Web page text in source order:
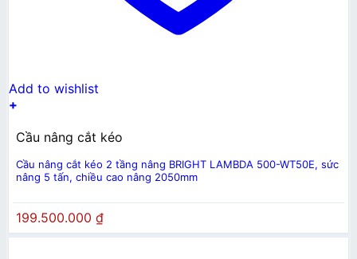
Add to wishlist
+
Cầu nâng cắt kéo
Cầu nâng cắt kéo 2 tầng nâng BRIGHT LAMBDA 500-WT50E, sức
nâng 5 tấn, chiều cao nâng 2050mm
199.500.000 ₫